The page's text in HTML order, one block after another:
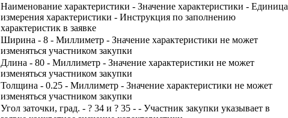
Наименование характеристики - Значение характеристики - Единица
измерения характеристики - Инструкция по заполнению
характеристик в заявке
Ширина - 8 - Миллиметр - Значение характеристики не может
изменяться участником закупки
Длина - 80 - Миллиметр - Значение характеристики не может
изменяться участником закупки
Толщина - 0.25 - Миллиметр - Значение характеристики не может
изменяться участником закупки
Угол заточки, град. - ? 34 и ? 35 - - Участник закупки указывает в